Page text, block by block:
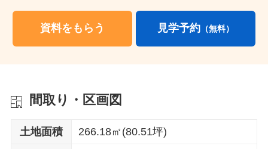
資料をもらう 見学予約 （無料）
間取り・区画図
土地面積 266.18㎡(80.51坪)